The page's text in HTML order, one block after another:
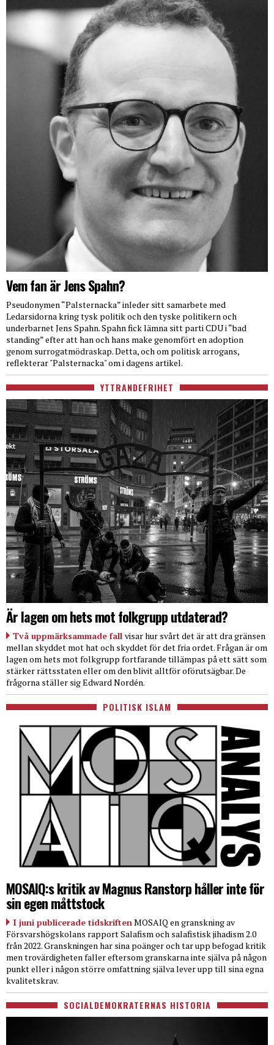
Vem fan är Jens Spahn?
Pseudonymen “Palsternacka” inleder sitt samarbete med
Ledarsidorna kring tysk politik och den tyske politikern och
underbarnet Jens Spahn. Spahn fick lämna sitt parti CDU i “bad
standing” efter att han och hans make genomfört en adoption
genom surrogatmödraskap. Detta, och om politisk arrogans,
reflekterar "Palsternacka" om i dagens artikel.
YTTRANDEFRIHET
Är lagen om hets mot folkgrupp utdaterad?
Två uppmärksammade fall visar hur svårt det är att dra gränsen
mellan skyddet mot hat och skyddet för det fria ordet. Frågan är om
lagen om hets mot folkgrupp fortfarande tillämpas på ett sätt som
stärker rättsstaten eller om den blivit alltför oförutsägbar. De
frågorna ställer sig Edward Nordén.
POLITISK ISLAM
MOSAIQ:s kritik av Magnus Ranstorp håller inte för
sin egen måttstock
I juni publicerade tidskriftenMOSAIQ en granskning av
Försvarshögskolans rapport Salafism och salafistisk jihadism 2.0
från 2022. Granskningen har sina poänger och tar upp befogad kritik
men trovärdigheten faller eftersom granskarna inte själva på någon
punkt eller i någon större omfattning själva lever upp till sina egna
kvalitetskrav.
SOCIALDEMOKRATERNAS HISTORIA